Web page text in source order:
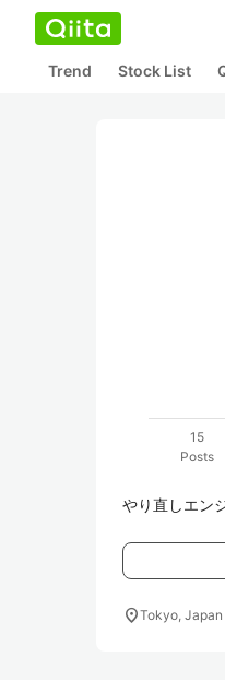
Trend Stock List
15
Posts
やり直しエン
location_onTokyo, Japan